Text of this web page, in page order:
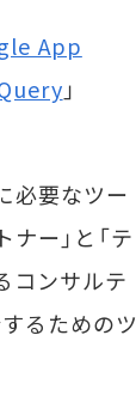
App
」
必要なツー
ー」と「テ
コンサルテ
るためのツ